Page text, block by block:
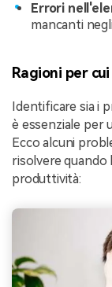
Errori
mancanti
Ragioni per
Identificare sia i
è essenziale per
Ecco alcuni
risolvere
produttività: